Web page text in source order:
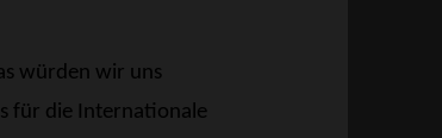
würden wir uns
für die Internationale